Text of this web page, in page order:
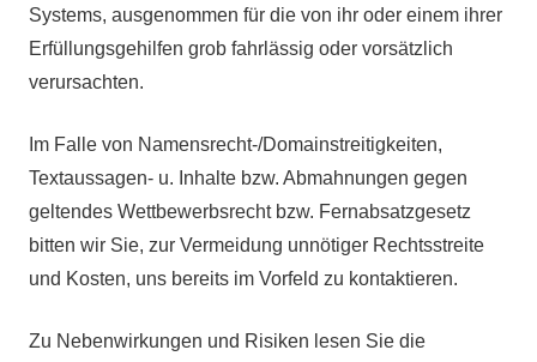
Systems, ausgenommen für die von ihr oder einem ihrer
Erfüllungsgehilfen grob fahrlässig oder vorsätzlich
verursachten.
Im Falle von Namensrecht-/Domainstreitigkeiten,
Textaussagen- u. Inhalte bzw. Abmahnungen gegen
geltendes Wettbewerbsrecht bzw. Fernabsatzgesetz
bitten wir Sie, zur Vermeidung unnötiger Rechtsstreite
und Kosten, uns bereits im Vorfeld zu kontaktieren.
Zu Nebenwirkungen und Risiken lesen Sie die